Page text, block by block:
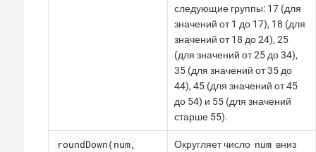
следующие группы: 17 (для
значений от 1 до 17), 18 (для
значений от 18 до 24), 25
(для значений от 25 до 34),
35 (для значений от 35 до
44), 45 (для значений от 45
до 54) и 55 (для значений
старше 55).
roundDown(num,
Округляет число num вниз